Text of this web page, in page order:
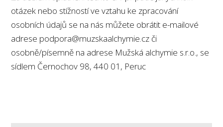
otázek nebo stížností ve vztahu ke zpracování
osobních údajů se na nás můžete obrátit e-mailové
adrese podpora@muzskaalchymie.cz či
osobně/písemně na adrese Mužská alchymie s.r.o., se
sídlem Černochov 98, 440 01, Peruc